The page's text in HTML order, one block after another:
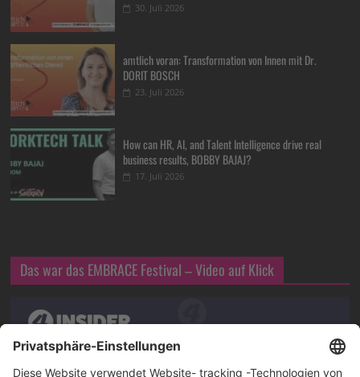
30. Juli 2026
amtlich voran: Transformation von Innen mit Dr.
DORIT BOSCH
23. Juli 2026
How can HR, AI, and Talent Intelligence drive real
business results, BOBBY BAJAJ?
17. Juli 2026
Das war das EMBRACE Festival – Video auf Klick